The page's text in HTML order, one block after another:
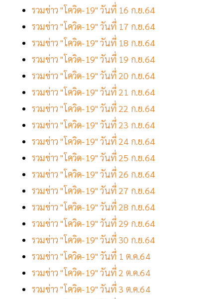
รวมข่าว "โควิด-19" วันที่ 16 ก.ย.64
รวมข่าว "โควิด-19" วันที่ 17 ก.ย.64
รวมข่าว "โควิด-19" วันที่ 18 ก.ย.64
รวมข่าว "โควิด-19" วันที่ 19 ก.ย.64
รวมข่าว "โควิด-19" วันที่ 20 ก.ย.64
รวมข่าว "โควิด-19" วันที่ 21 ก.ย.64
รวมข่าว "โควิด-19" วันที่ 22 ก.ย.64
รวมข่าว "โควิด-19" วันที่ 23 ก.ย.64
รวมข่าว "โควิด-19" วันที่ 24 ก.ย.64
รวมข่าว "โควิด-19" วันที่ 25 ก.ย.64
รวมข่าว "โควิด-19" วันที่ 26 ก.ย.64
รวมข่าว "โควิด-19" วันที่ 27 ก.ย.64
รวมข่าว "โควิด-19" วันที่ 28 ก.ย.64
รวมข่าว "โควิด-19" วันที่ 29 ก.ย.64
รวมข่าว "โควิด-19" วันที่ 30 ก.ย.64
รวมข่าว "โควิด-19" วันที่ 1 ต.ค.64
รวมข่าว "โควิด-19" วันที่ 2 ต.ค.64
รวมข่าว "โควิด-19" วันที่ 3 ต.ค.64